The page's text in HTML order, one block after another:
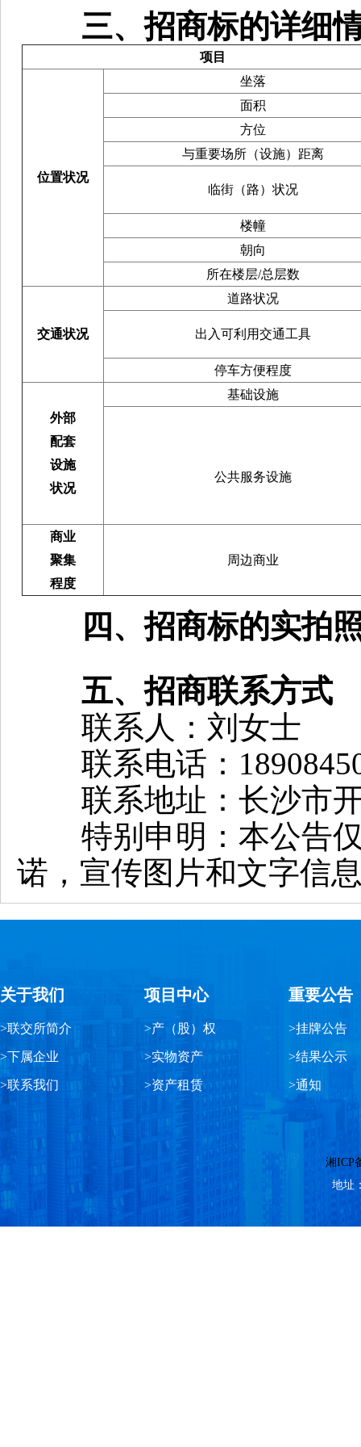
三、招商标的详细
项目
位置状况
坐落
面积
方位
与重要场所（设施）距离
临街（路）状况
楼幢
朝向
所在楼层/总层数
交通状况
道路状况
出入可利用交通工具
停车方便程度
外部
配套
设施
状况
基础设施
公共服务设施
商业
聚集
程度
周边商业
四、招商标的实拍
五、招商联系方式
联系人：刘女士
联系电话：
联系地址：长沙市开
特别申明：本公告仅
诺，宣传图片和文字信
关于我们
>联交所简介
>下属企业
>联系我们
项目中心
>产（股）权
>实物资产
>资产租赁
重要公告
>挂牌公告
>结果公示
>通知
湘ICP
地址